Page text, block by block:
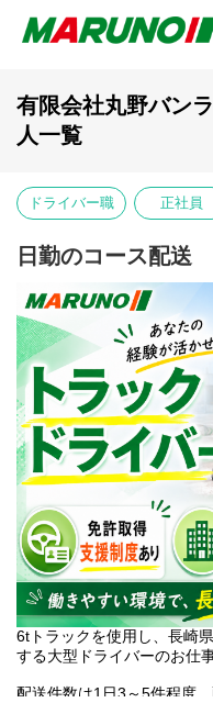
有限会社丸野バン
人一覧
ドライバー職 正社員
日勤のコース配送
6tトラックを使用し、長崎
する大型ドライバーのお仕事
配送件数は1日3～5件程度